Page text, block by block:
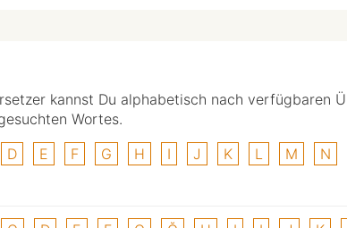
kannst Du alphabetisch nach verfügbaren
Wortes.
D E F G H I J K L M N